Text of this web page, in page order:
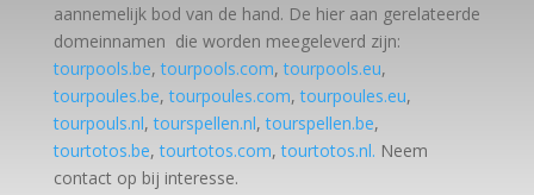
aannemelijk bod van de hand. De hier aan gerelateerde
domeinnamen die worden meegeleverd zijn:
tourpools.be,tourpools.com,tourpools.eu,
tourpoules.be,tourpoules.com,tourpoules.eu,
tourpouls.nl,tourspellen.nl,tourspellen.be,
tourtotos.be,tourtotos.com,tourtotos.nl. Neem
contact op bij interesse.